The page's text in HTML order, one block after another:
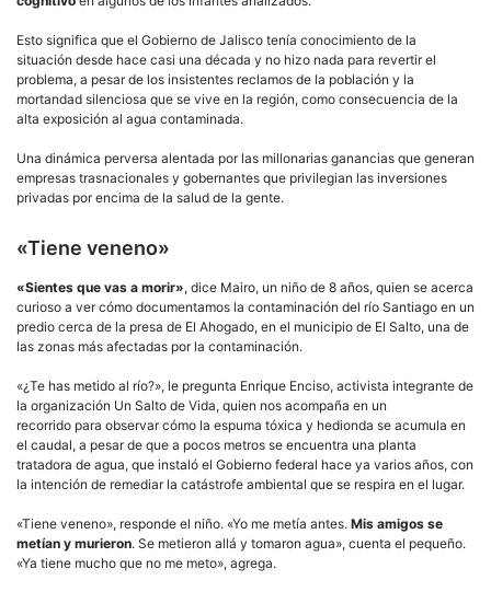
Esto significa que el Gobierno de Jalisco tenía conocimiento de la
situación desde hace casi una década y no hizo nada para revertir el
problema, a pesar de los insistentes reclamos de la población y la
mortandad silenciosa que se vive en la región, como consecuencia de la
alta exposición al agua contaminada.
Una dinámica perversa alentada por las millonarias ganancias que generan
empresas trasnacionales y gobernantes que privilegian las inversiones
privadas por encima de la salud de la gente.
«Tiene veneno»
«Sientes que vas a morir», dice Mairo, un niño de 8 años, quien se acerca
curioso a ver cómo documentamos la contaminación del río Santiago en un
predio cerca de la presa de El Ahogado, en el municipio de El Salto, una de
las zonas más afectadas por la contaminación.
«¿Te has metido al río?», le pregunta Enrique Enciso, activista integrante de
la organización Un Salto de Vida, quien nos acompaña en un
recorrido para observar cómo la espuma tóxica y hedionda se acumula en
el caudal, a pesar de que a pocos metros se encuentra una planta
tratadora de agua, que instaló el Gobierno federal hace ya varios años, con
la intención de remediar la catástrofe ambiental que se respira en el lugar.
«Tiene veneno», responde el niño. «Yo me metía antes. Mis amigos se
metían y murieron. Se metieron allá y tomaron agua», cuenta el pequeño.
«Ya tiene mucho que no me meto», agrega.